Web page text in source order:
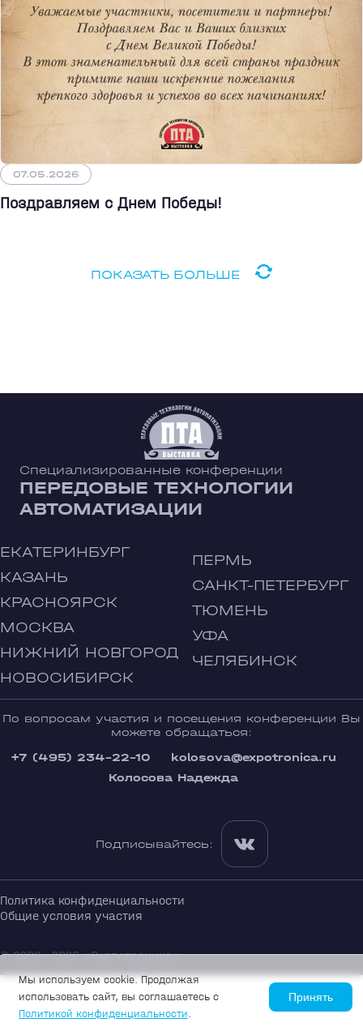
07.05.2026
Поздравляем с Днем Победы!
ПОКАЗАТЬ БОЛЬШЕ
Специализированные конференции
ПЕРЕДОВЫЕ ТЕХНОЛОГИИ
АВТОМАТИЗАЦИИ
ЕКАТЕРИНБУРГ
КАЗАНЬ
КРАСНОЯРСК
МОСКВА
НИЖНИЙ НОВГОРОД
НОВОСИБИРСК
ПЕРМЬ
САНКТ-ПЕТЕРБУРГ
ТЮМЕНЬ
УФА
ЧЕЛЯБИНСК
По вопросам участия и посещения конференции Вы
можете обращаться:
+7 (495) 234-22-10
kolosova@expotronica.ru
Колосова Надежда
Подписывайтесь:
Политика конфиденциальности
Общие условия участия
© 2002—2026 «Экспотроника»
Мы используем cookie. Продолжая
использовать сайт, вы соглашаетесь с
Политикой конфиденциальности.
Принять